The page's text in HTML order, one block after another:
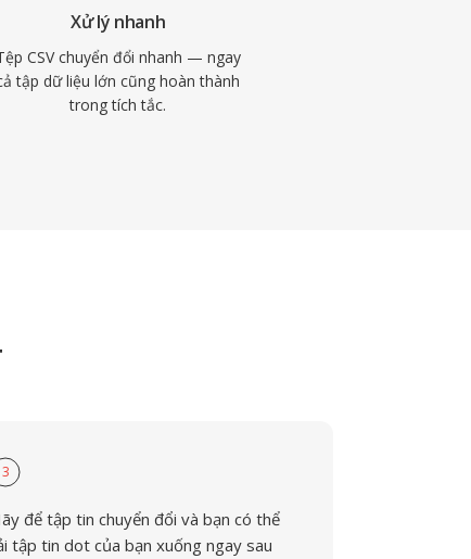
Xử lý nhanh
CSV chuyển đổi nhanh — ngay
tập dữ liệu lớn cũng hoàn thành
trong tích tắc.
3
để tập tin chuyển đổi và bạn có thể
tập tin dot của bạn xuống ngay sau